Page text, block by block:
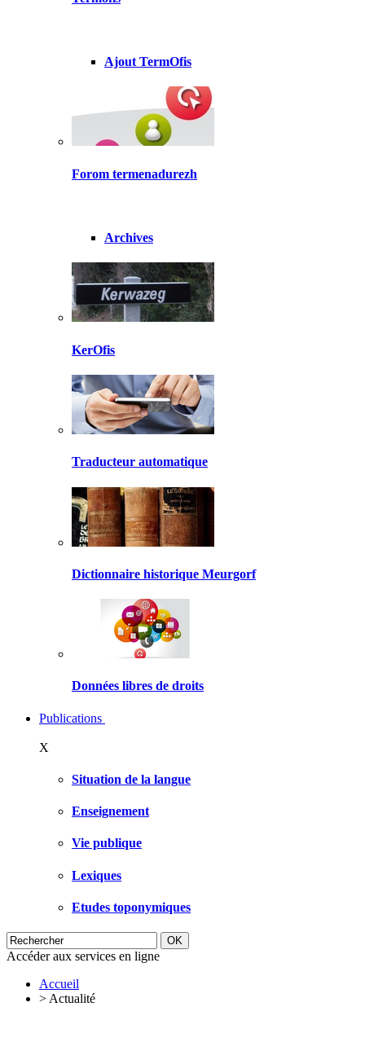
Ajout TermOfis
Forom termenadurezh
Archives
KerOfis
Traducteur automatique
Dictionnaire historique Meurgorf
Données libres de droits
Publications
X
Situation de la langue
Enseignement
Vie publique
Lexiques
Etudes toponymiques
Accéder aux services en ligne
Accueil
> Actualité